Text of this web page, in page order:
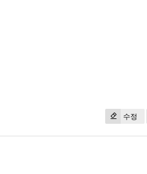
수정